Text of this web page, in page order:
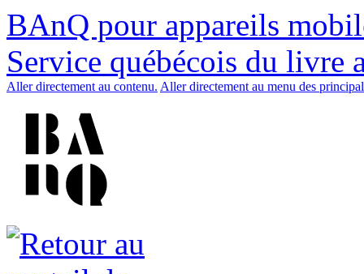
BAnQ pour appareils
Service québécois du livre
Aller directement au contenu. Aller directement au menu des